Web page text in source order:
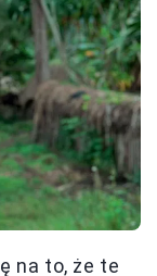
na to, że te